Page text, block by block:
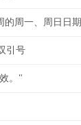
的周一、周日日期
引号
。"